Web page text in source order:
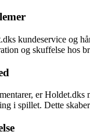
kundeservice og
og skuffelse hos
er
i spillet. Dette